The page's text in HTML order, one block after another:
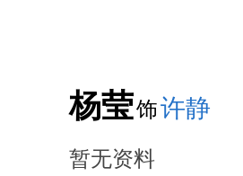
杨莹饰许静
暂无资料